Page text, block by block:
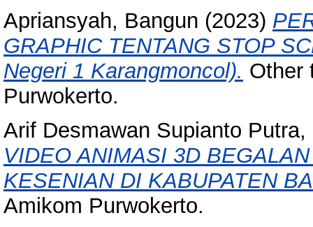
Apriansyah, Bangun (2023)
GRAPHIC TENTANG STOP
Negeri 1 Karangmoncol). Other
Purwokerto.
Arif Desmawan Supianto Putra,
VIDEO ANIMASI 3D
KESENIAN DI KABUPATEN
Amikom Purwokerto.